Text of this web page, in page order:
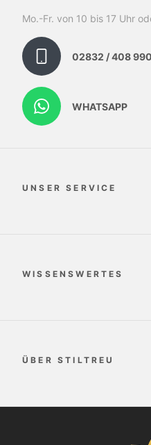
Mo.-Fr. von 10 bis 17 Uhr
02832 / 408
WHATSAPP
UNSER SERVICE
WISSENSWERTES
ÜBER STILTREU